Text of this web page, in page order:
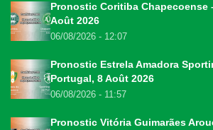
Pronostic Coritiba Chapecoense
Août 2026
06/08/2026 - 12:07
Pronostic Estrela Amadora
Portugal, 8 Août 2026
06/08/2026 - 11:57
Pronostic Vitória Guimarães